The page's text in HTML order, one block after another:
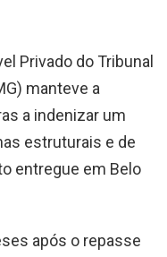
Privado do Tribunal
manteve a
a indenizar um
estruturais e de
entregue em Belo
após o repasse